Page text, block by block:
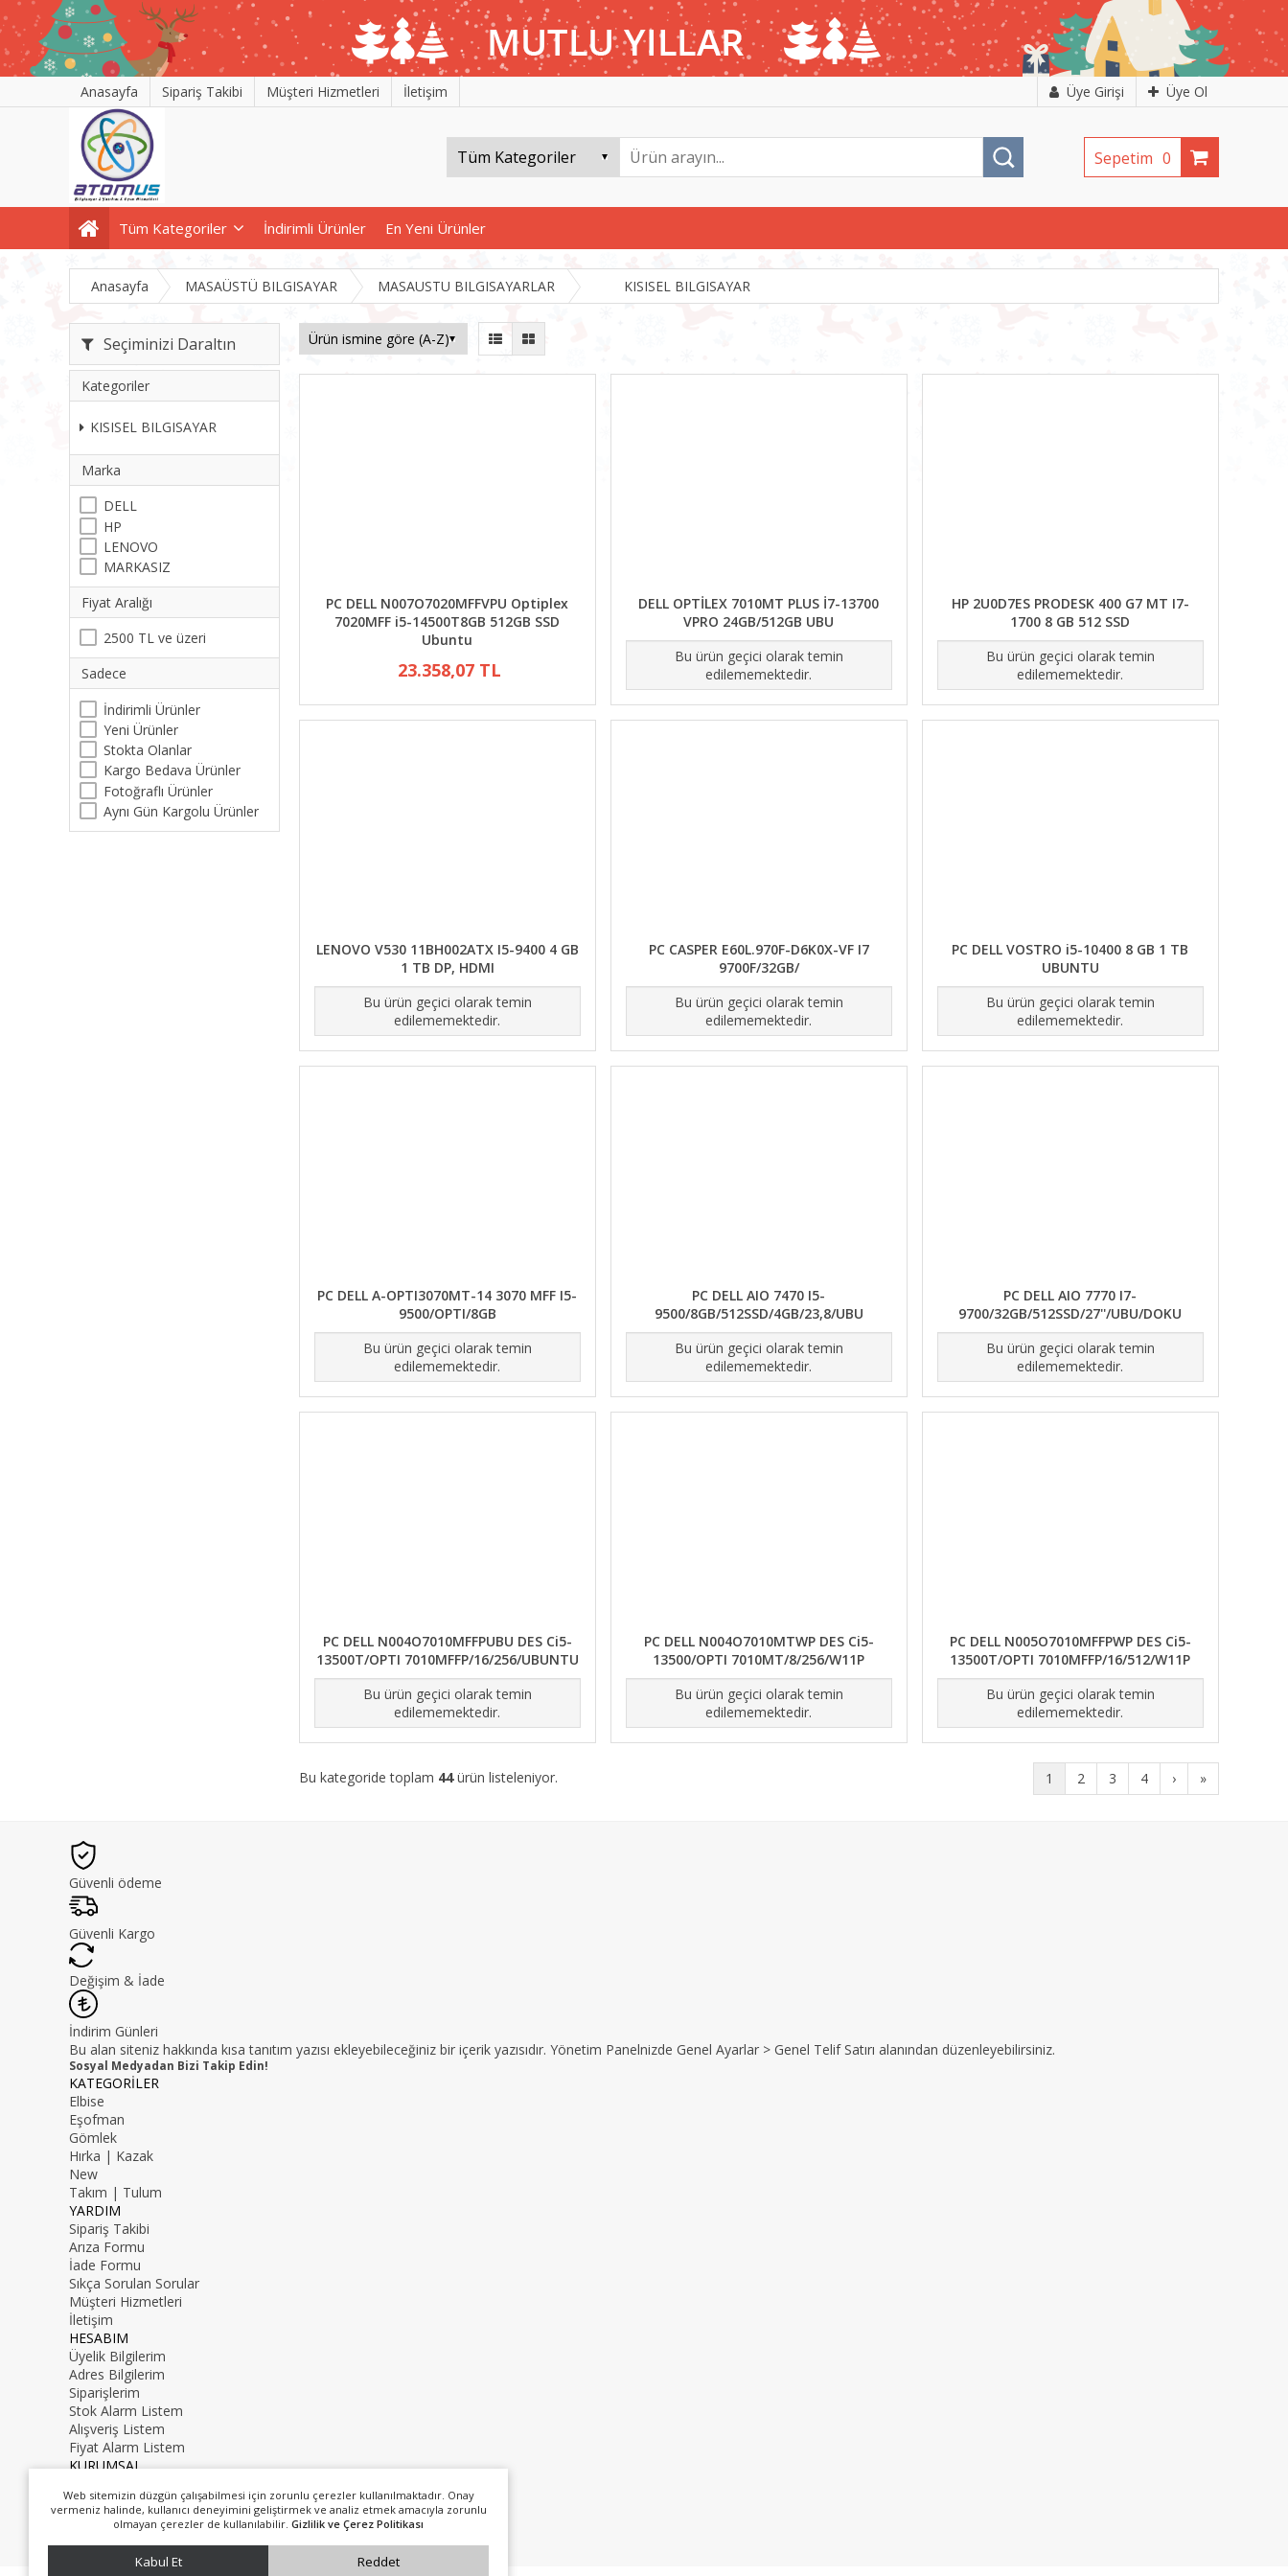
Anasayfa Sipariş Takibi Müşteri Hizmetleri İletişim Üye Girişi Üye Ol
Sepetim 0
Tüm Kategoriler İndirimli Ürünler En Yeni Ürünler
Web sitemizin düzgün çalışabilmesi için zorunlu çerezler kullanılmaktadır. Onay
vermeniz halinde, kullanıcı deneyimini geliştirmek ve analiz etmek amacıyla zorunlu
olmayan çerezler de kullanılabilir. Gizlilik ve Çerez Politikası
Kabul Et Reddet
Anasayfa MASAÜSTÜ BILGISAYAR MASAUSTU BILGISAYARLAR KISISEL BILGISAYAR
Seçiminizi Daraltın
Kategoriler
KISISEL BILGISAYAR
Marka
DELL
HP
LENOVO
MARKASIZ
Fiyat Aralığı
2500 TL ve üzeri
Sadece
İndirimli Ürünler
Yeni Ürünler
Stokta Olanlar
Kargo Bedava Ürünler
Fotoğraflı Ürünler
Aynı Gün Kargolu Ürünler
PC DELL N007O7020MFFVPU Optiplex
7020MFF i5-14500T8GB 512GB SSD
Ubuntu
23.358,07 TL
DELL OPTİLEX 7010MT PLUS İ7-13700
VPRO 24GB/512GB UBU
Bu ürün geçici olarak temin
edilememektedir.
HP 2U0D7ES PRODESK 400 G7 MT I7-
1700 8 GB 512 SSD
Bu ürün geçici olarak temin
edilememektedir.
LENOVO V530 11BH002ATX I5-9400 4 GB
1 TB DP, HDMI
Bu ürün geçici olarak temin
edilememektedir.
PC CASPER E60L.970F-D6K0X-VF I7
9700F/32GB/
Bu ürün geçici olarak temin
edilememektedir.
PC DELL VOSTRO i5-10400 8 GB 1 TB
UBUNTU
Bu ürün geçici olarak temin
edilememektedir.
PC DELL A-OPTI3070MT-14 3070 MFF I5-
9500/OPTI/8GB
Bu ürün geçici olarak temin
edilememektedir.
PC DELL AIO 7470 I5-
9500/8GB/512SSD/4GB/23,8/UBU
Bu ürün geçici olarak temin
edilememektedir.
PC DELL AIO 7770 I7-
9700/32GB/512SSD/27''/UBU/DOKU
Bu ürün geçici olarak temin
edilememektedir.
PC DELL N004O7010MFFPUBU DES Ci5-
13500T/OPTI 7010MFFP/16/256/UBUNTU
Bu ürün geçici olarak temin
edilememektedir.
PC DELL N004O7010MTWP DES Ci5-
13500/OPTI 7010MT/8/256/W11P
Bu ürün geçici olarak temin
edilememektedir.
PC DELL N005O7010MFFPWP DES Ci5-
13500T/OPTI 7010MFFP/16/512/W11P
Bu ürün geçici olarak temin
edilememektedir.
Bu kategoride toplam 44ürün listeleniyor. 1 2 3 4 › »
Güvenli ödeme
Güvenli Kargo
Değişim & İade
İndirim Günleri
Bu alan siteniz hakkında kısa tanıtım yazısı ekleyebileceğiniz bir içerik yazısıdır. Yönetim Panelnizde Genel Ayarlar > Genel Telif Satırı alanından düzenleyebilirsiniz.
Sosyal Medyadan Bizi Takip Edin!
KATEGORİLER
Elbise
Eşofman
Gömlek
Hırka | Kazak
New
Takım | Tulum
YARDIM
Sipariş Takibi
Arıza Formu
İade Formu
Sıkça Sorulan Sorular
Müşteri Hizmetleri
İletişim
HESABIM
Üyelik Bilgilerim
Adres Bilgilerim
Siparişlerim
Stok Alarm Listem
Alışveriş Listem
Fiyat Alarm Listem
KURUMSAL
Hakkımızda
0216 000 00 00